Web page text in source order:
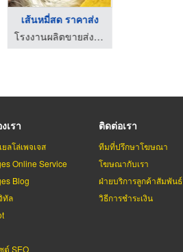
เส้นหมี่สด ราคาส่ง
โรงงานผลิตขายส่งเส้นก๋วยเตี๋ยว ไทยเจริญผล
เรา
ลโล่เพจเจส
Online Service
Blog
ทัล
ต์ SEO
ติดต่อเรา
ทีมที่ปรึกษาโฆษณา
โฆษณากับเรา
ฝ่ายบริการลูกค้าสัมพันธ์
วิธีการชำระเงิน